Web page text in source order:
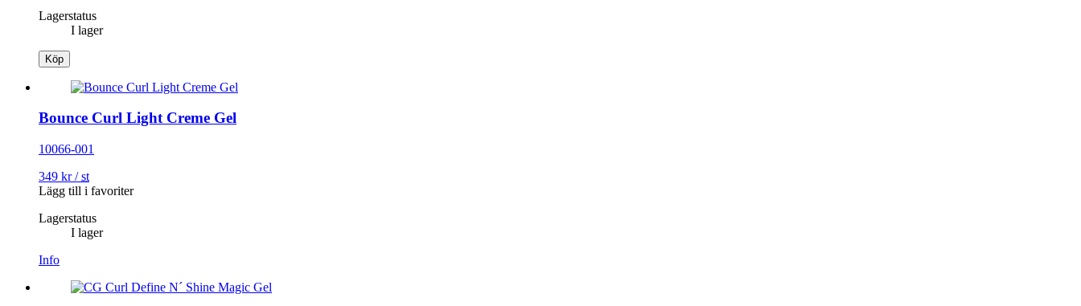
Lagerstatus
I lager
Köp
Bounce Curl Light Creme Gel
10066-001
349 kr /st
Lägg till i favoriter
Lagerstatus
I lager
Info